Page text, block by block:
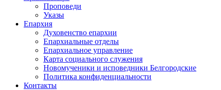
Проповеди
Указы
Епархия
Духовенство епархии
Епархиальные отделы
Епархиальное управление
Карта социального служения
Новомученики и исповедники Белгородские
Политика конфиденциальности
Контакты